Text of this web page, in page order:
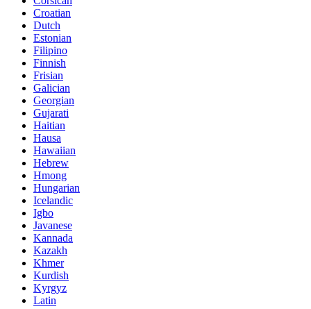
Croatian
Dutch
Estonian
Filipino
Finnish
Frisian
Galician
Georgian
Gujarati
Haitian
Hausa
Hawaiian
Hebrew
Hmong
Hungarian
Icelandic
Igbo
Javanese
Kannada
Kazakh
Khmer
Kurdish
Kyrgyz
Latin